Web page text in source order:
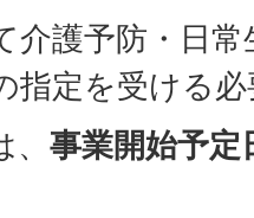
介護予防・日
指定を受ける
事業開始予定